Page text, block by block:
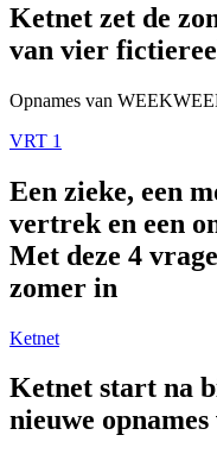
Ketnet zet de
van vier
Opnames van
VRT 1
Een zieke, een
vertrek en een
Met deze 4
zomer in
Ketnet
Ketnet start na
nieuwe